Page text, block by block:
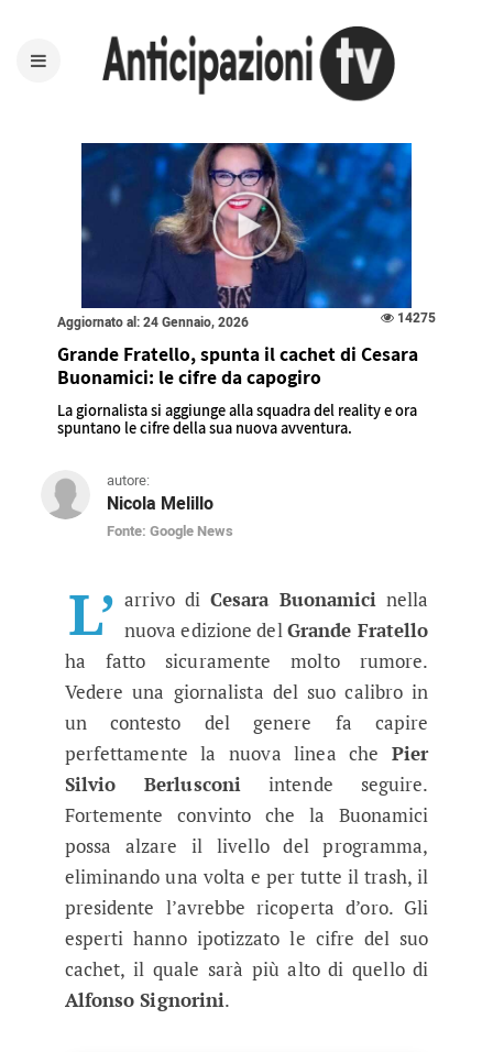
Aggiornato al: 24 Gennaio, 2026 14275
Grande Fratello, spunta il cachet di Cesara
Buonamici: le cifre da capogiro
La giornalista si aggiunge alla squadra del reality e ora
spuntano le cifre della sua nuova avventura.
autore:
Nicola Melillo
Fonte: Google News
Grande Fratello, spunta il
L’ arrivo di Cesara Buonamici nella
nuova edizione delGrande Fratello
ha fatto sicuramente molto rumore.
Vedere una giornalista del suo calibro in
un contesto del genere fa capire
perfettamente la nuova linea chePier
Silvio Berlusconi intende seguire.
Fortemente convinto che la Buonamici
possa alzare il livello del programma,
eliminando una volta e per tutte il trash, il
presidente l’avrebbe ricoperta d’oro. Gli
esperti hanno ipotizzato le cifre del suo
cachet, il quale sarà più alto di quello di
Alfonso Signorini.